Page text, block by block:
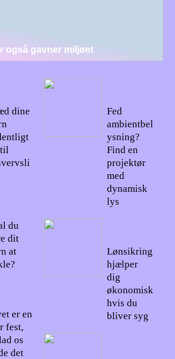
også gavner miljøet
dine
du
dit
at
er en
fest,
os
det
Fed
ambientbel
ysning?
Find en
projektør
med
dynamisk
lys
Lønsikring
hjælper
dig
økonomisk
hvis du
bliver syg